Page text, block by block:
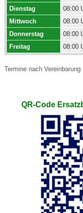
Dienstag
08:00
Mittwoch
08:00
Donnerstag
08:00
Freitag
08:00
Termine nach Vereinbarung
QR-Code